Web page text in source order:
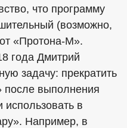
что программу
(возможно,
«Протона-М».
года Дмитрий
задачу: прекратить
после выполнения
использовать в
Например, в